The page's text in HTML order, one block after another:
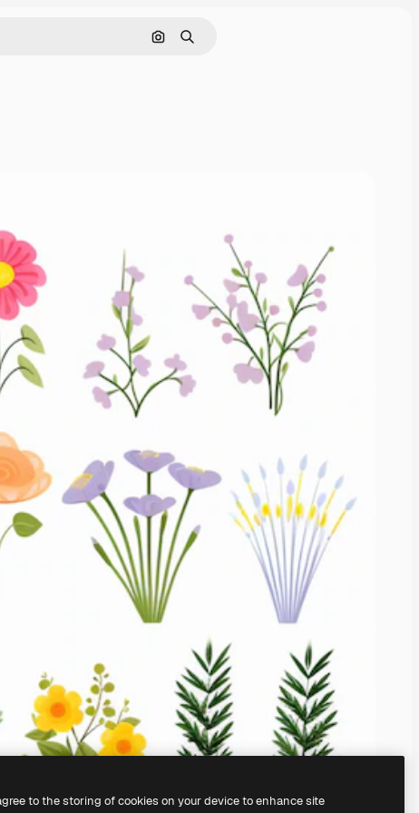
Pesquisar por imagem
Buscar
to the storing of cookies on your device to enhance site